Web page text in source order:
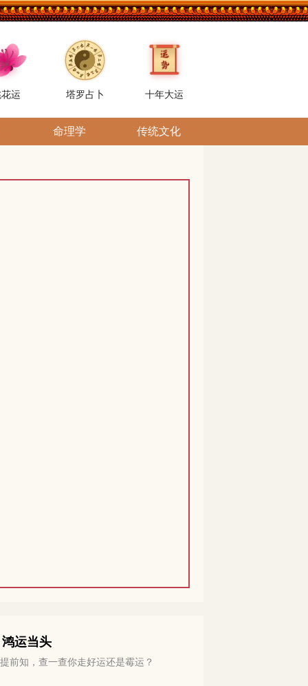
运 塔罗占卜 十年大运
命理学 传统文化
运当头
前知，查一查你走好运还是霉运？